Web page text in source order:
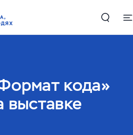
производстве и логистике
по работе с большими
кода»
выставке